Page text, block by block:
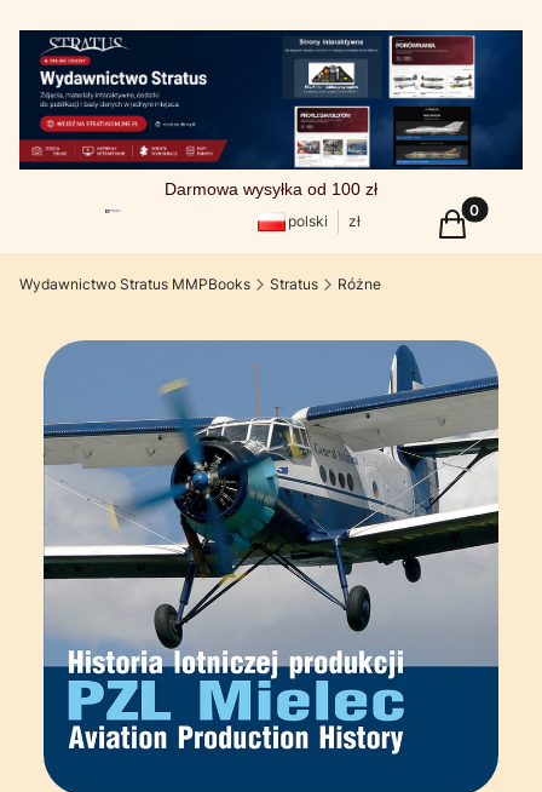
Darmowa wysyłka od 100 zł
polski zł Produkty
Koszyk
Wydawnictwo Stratus MMPBooks Stratus Różne